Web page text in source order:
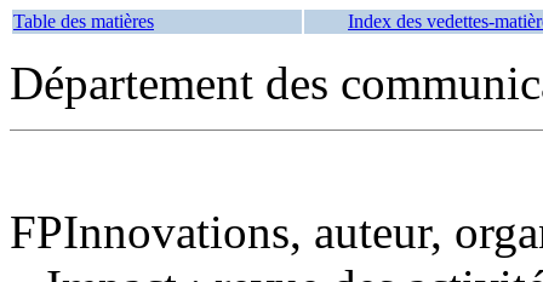
Table des matières Index des vedettes-
Département des
FPInnovations, auteur,